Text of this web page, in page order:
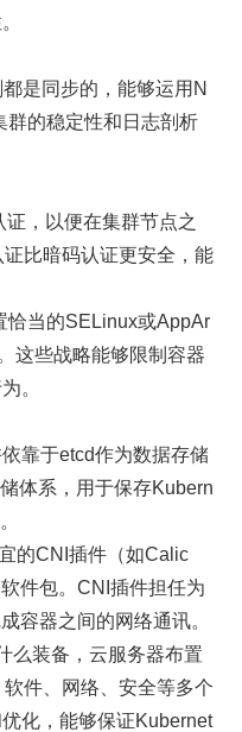
是同步的，能够运用N
群的稳定性和日志剖析
，以便在集群节点之
比暗码认证更安全，能
恰当的SELinux或AppAr
这些战略能够限制容器
。
靠于etcd作为数据存储
体系，用于保存Kubern
的CNI插件（如Calic
件包。CNI插件担任为
容器之间的网络通讯。
么装备，云服务器布置
件、网络、安全等多个
化，能够保证Kubernet